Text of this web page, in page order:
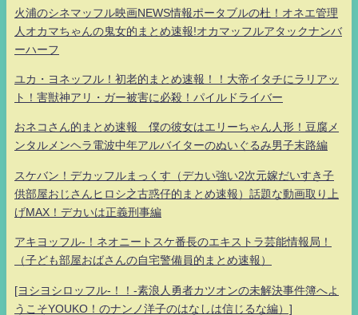
火浦のシネマッフル映画NEWS情報ポータブルの杜！オネエ管理
人オカマちゃんの鬼女的まとめ速報!オカマッフルアタックナンバ
ーハーフ
ユカ・ヨネッフル！初老的まとめ速報！！大帝イタチにラリアッ
ト！害獣神アリ・ガー被害に必殺！パイルドライバー
おネコさん的まとめ速報 僕の彼女はエリーちゃん人形！豆腐メ
ンタルメンヘラ電波中年アルバイターのぬいぐるみ男子末路編
スケバン！デカッフルまっくす（デカい強い2次元嫁だいすき子
供部屋おじさんヒロシ之古惑仔的まとめ速報）話題な動画取り上
げMAX！デカいは正義刑事編
アキヨッフル-！ネオニートスケ番長のエキストラ芸能情報局！
（子ども部屋おばさんの自宅警備員的まとめ速報）
[ヨシヨシロッフル-！！-素浪人勇者カツオンの未解決事件簿へよ
うこそYOUKO！のナンノ洋子のはなしは信じるな編）]